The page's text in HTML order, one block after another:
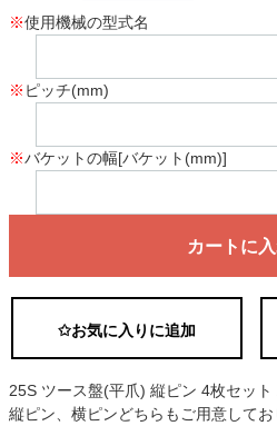
※使用機械の型式名
※ ピッチ(mm)
※バケットの幅[バケット(mm)]
カートに
✩お気に入りに追加
25S ツース盤(平爪) 縦ピン 4枚セッ
縦ピン、横ピンどちらもご用意してお